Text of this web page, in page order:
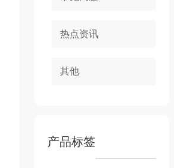
热点资讯
其他
产品标签